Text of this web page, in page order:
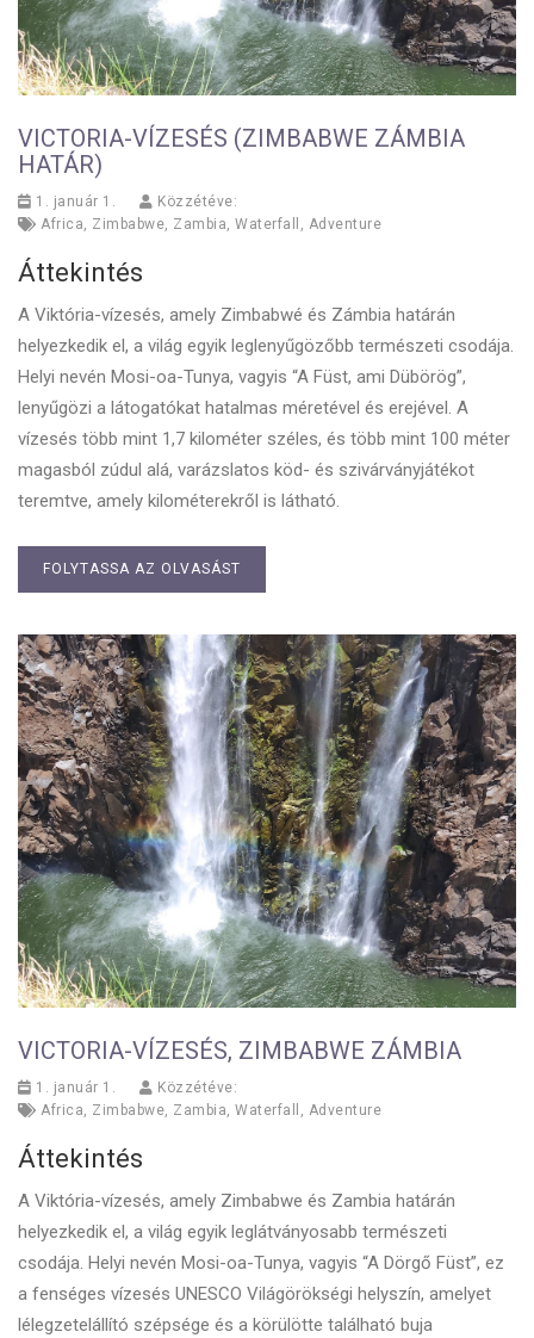
VICTORIA-VÍZESÉS (ZIMBABWE ZÁMBIA
HATÁR)
1. január 1.
Közzétéve:
Africa
Zimbabwe Zambia Waterfall Adventure
Áttekintés
A Viktória-vízesés, amely Zimbabwé és Zámbia határán
helyezkedik el, a világ egyik leglenyűgözőbb természeti csodája.
Helyi nevén Mosi-oa-Tunya, vagyis “A Füst, ami Dübörög”,
lenyűgözi a látogatókat hatalmas méretével és erejével. A
vízesés több mint 1,7 kilométer széles, és több mint 100 méter
magasból zúdul alá, varázslatos köd- és szivárványjátékot
teremtve, amely kilométerekről is látható.
FOLYTASSA AZ OLVASÁST
VICTORIA-VÍZESÉS, ZIMBABWE ZÁMBIA
1. január 1.
Közzétéve:
Africa, Zimbabwe, Zambia, Waterfall , Adventure
Áttekintés
A Viktória-vízesés, amely Zimbabwe és Zambia határán
helyezkedik el, a világ egyik leglátványosabb természeti
csodája. Helyi nevén Mosi-oa-Tunya, vagyis “A Dörgő Füst”, ez
a fenséges vízesés UNESCO Világörökségi helyszín, amelyet
lélegzetelállító szépsége és a körülötte található buja